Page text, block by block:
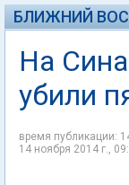
БЛИЖНИЙ
На
убили
время публикации:
14 ноября 2014 г.,